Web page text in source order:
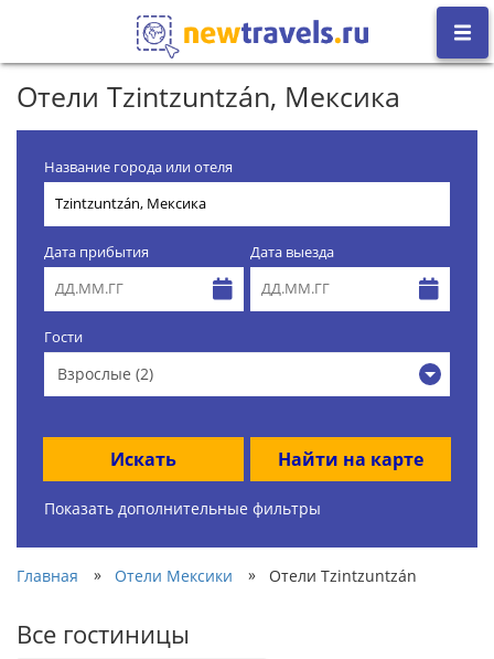
Отели Tzintzuntzán, Мексика
Название города или отеля
Дата прибытия Дата выезда
Гости
Взрослые (2)
Искать Найти на карте
Показать дополнительные фильтры
Главная » Отели Мексики » Отели Tzintzuntzán
Все гостиницы